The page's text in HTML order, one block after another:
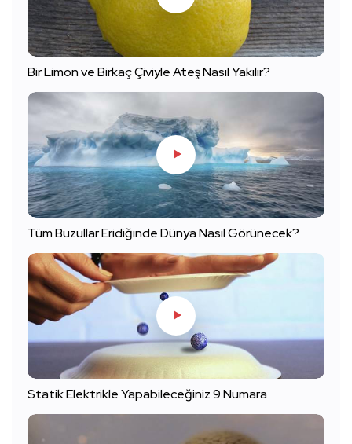
Bir Limon ve Birkaç Çiviyle Ateş Nasıl Yakılır?
Tüm Buzullar Eridiğinde Dünya Nasıl Görünecek?
Statik Elektrikle Yapabileceğiniz 9 Numara